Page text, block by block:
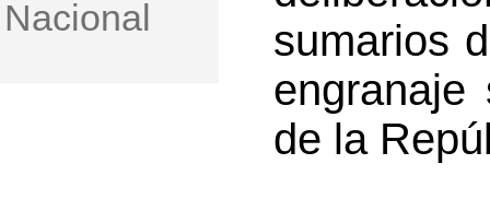
Nacional
sumarios
de la